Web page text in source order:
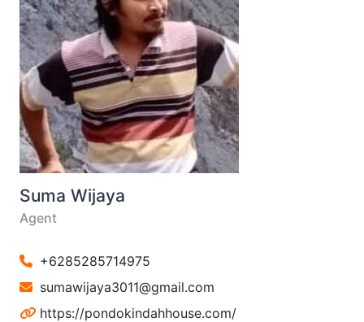
Suma Wijaya
Agent
+6285285714975
sumawijaya3011@gmail.com
https://pondokindahhouse.com/